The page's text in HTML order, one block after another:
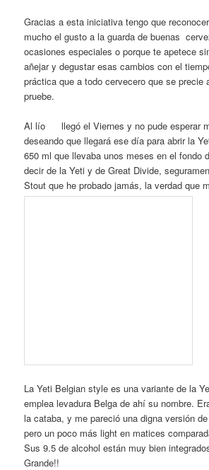
Gracias a esta iniciativa tengo que
mucho el gusto a la guarda de buenas
ocasiones especiales o porque te apetece
añejar y degustar esas cambios con el
práctica que a todo cervecero que se precie
pruebe.
Al lío
llegó el Viernes y no pude esperar
deseando que llegará ese día para abrir la
650 ml que llevaba unos meses en el fondo
decir de la Yeti y de Great Divide,
Stout que he probado jamás, la verdad que
La Yeti Belgian style es una variante de la
emplea levadura Belga de ahí su nombre.
la cataba, y me pareció una digna versión
pero un poco más light en matices
Sus 9.5 de alcohol están muy bien
Grande!!